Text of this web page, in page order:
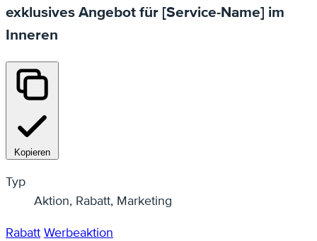
exklusives Angebot für [Service-Name] im
Inneren
Kopieren
Typ
Aktion, Rabatt, Marketing
Rabatt Werbeaktion